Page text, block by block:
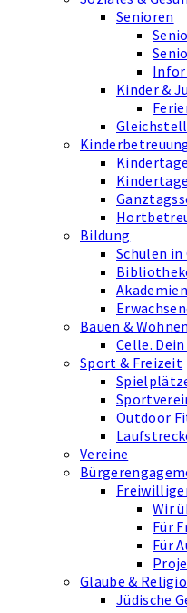
Senioren
Kinder &
Bildung
Schulen in
Bauen & Wohnen
Celle. Dein
Sport & Freizeit
Outdoor
Vereine
Wir
Für
Für
Glaube &
Jüdische